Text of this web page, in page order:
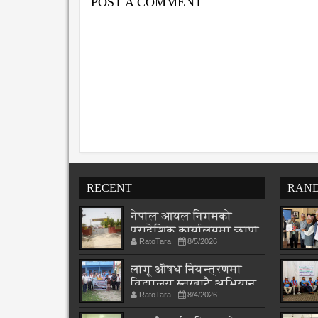
RECENT
नेपाल आयल निगमको
प्रादेशिक कार्यालयमा छापा
RatoTara 8/5/2026
लागू औषध नियन्त्रणमा
विद्यालय स्तरबाटै अभियान
शुरुRatoTara 8/4/2026